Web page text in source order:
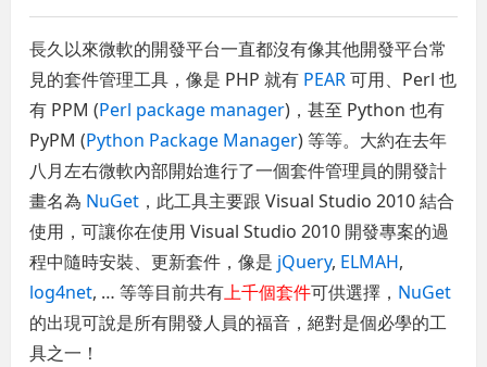
長久以來微軟的開發平台一直都沒有像其他開發平台常
見的套件管理工具，像是 PHP 就有 PEAR可用、Perl 也
有 PPM (Perl package manager)，甚至 Python 也有
PyPM (Python Package Manager) 等等。大約在去年
八月左右微軟內部開始進行了一個套件管理員的開發計
畫名為 NuGet ，此工具主要跟 Visual Studio 2010 結合
使用，可讓你在使用 Visual Studio 2010 開發專案的過
程中隨時安裝、更新套件，像是 jQuery, ELMAH,
log4net, … 等等目前共有上千個套件可供選擇， NuGet
的出現可說是所有開發人員的福音，絕對是個必學的工
具之一！